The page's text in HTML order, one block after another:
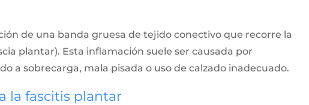
de una banda gruesa de tejido conectivo que recorre la
plantar). Esta inflamación suele ser causada por
a sobrecarga, mala pisada o uso de calzado inadecuado.
la fascitis plantar